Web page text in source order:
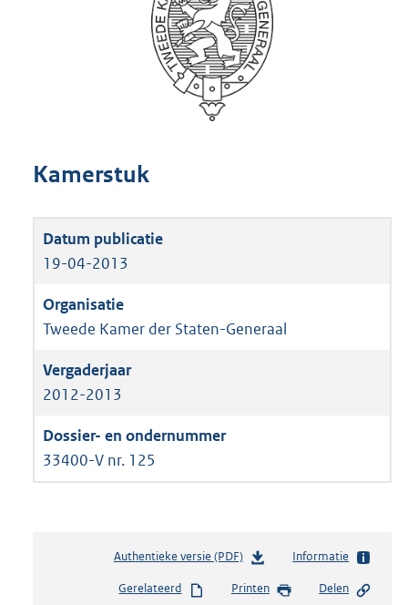
Kamerstuk
19-04-2013
Tweede Kamer der Staten-Generaal
2012-2013
33400-V nr. 125
Authentieke versie (PDF)b
s
Informatie
Gerelateerd Printen Delen